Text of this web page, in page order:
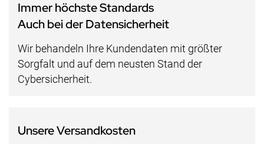
Immer höchste Standards
Auch bei der Datensicherheit
Wir behandeln Ihre Kundendaten mit größter
Sorgfalt und auf dem neusten Stand der
Cybersicherheit.
Unsere Versandkosten